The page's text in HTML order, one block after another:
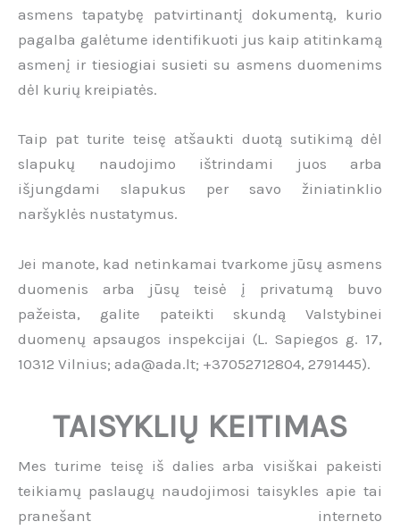
asmens tapatybę patvirtinantį dokumentą, kurio
pagalba galėtume identifikuoti jus kaip atitinkamą
asmenį ir tiesiogiai susieti su asmens duomenims
dėl kurių kreipiatės.
Taip pat turite teisę atšaukti duotą sutikimą dėl
slapukų naudojimo ištrindami juos arba
išjungdami slapukus per savo žiniatinklio
naršyklės nustatymus.
Jei manote, kad netinkamai tvarkome jūsų asmens
duomenis arba jūsų teisė į privatumą buvo
pažeista, galite pateikti skundą Valstybinei
duomenų apsaugos inspekcijai (L. Sapiegos g. 17,
10312 Vilnius; ada@ada.lt; +37052712804, 2791445).
TAISYKLIŲ KEITIMAS
Mes turime teisę iš dalies arba visiškai pakeisti
teikiamų paslaugų naudojimosi taisykles apie tai
pranešant interneto